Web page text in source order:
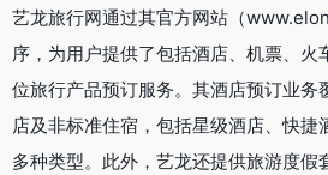
艺龙旅行网通过其官方网站（
序，为用户提供了包括酒店、机票、火
位旅行产品预订服务。其酒店预订业务
店及非标准住宿，包括星级酒店、快捷
多种类型。此外，艺龙还提供旅游度假